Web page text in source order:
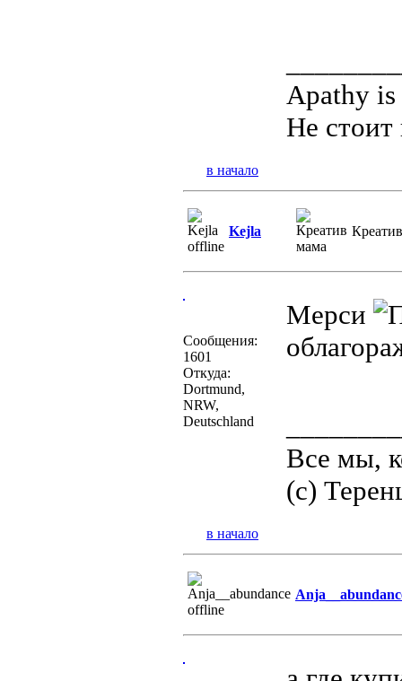
Apathy
Не стоит
в начало
Kejla
Сообщения:
1601
Откуда:
Dortmund,
NRW,
Deutschland
Мерси
Все мы,
(c)
в начало